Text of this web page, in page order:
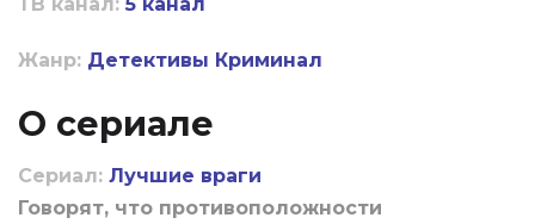
Жанр: Детективы Криминал
О сериале
Сериал: Лучшие враги
Говорят, что противоположности